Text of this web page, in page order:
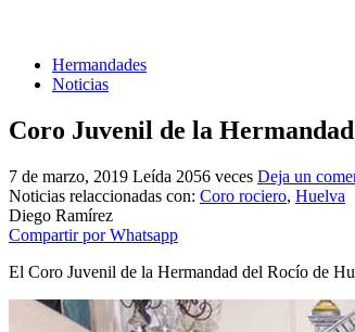
Hermandades
Noticias
Coro Juvenil de la
7 de marzo, 2019 Leída 2056 veces Deja un
Noticias relaccionadas con: Coro rociero, Huelva
Diego Ramírez
Compartir por Whatsapp
El Coro Juvenil de la Hermandad del Rocío de